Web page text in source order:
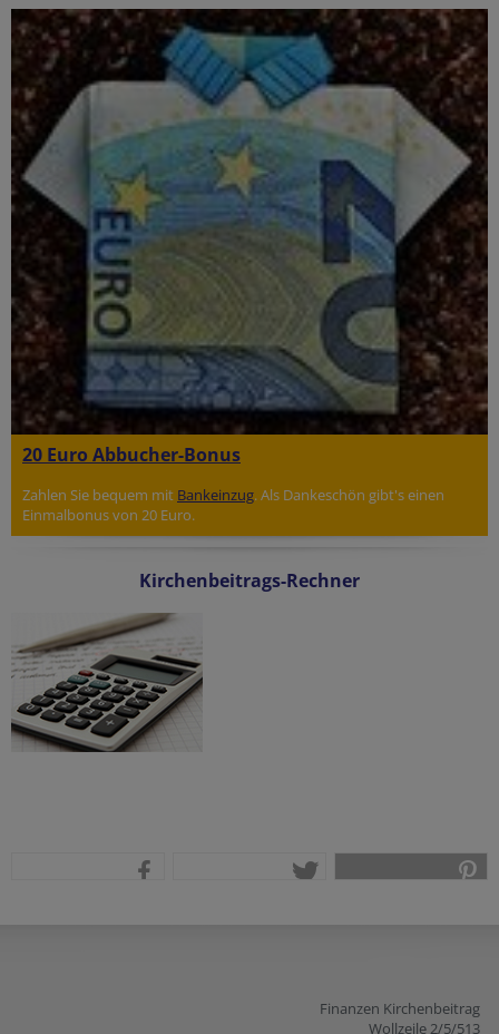
20 Euro Abbucher-Bonus
Zahlen Sie bequem mit Bankeinzug. Als Dankeschön gibt's einen
Einmalbonus von 20 Euro.
Kirchenbeitrags-Rechner
Finanzen Kirchenbeitrag
Wollzeile 2/5/513